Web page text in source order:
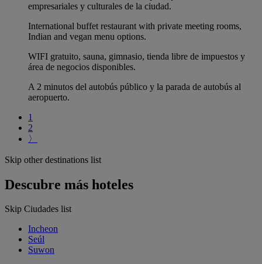
empresariales y culturales de la ciudad.
International buffet restaurant with private meeting rooms,
Indian and vegan menu options.
WIFI gratuito, sauna, gimnasio, tienda libre de impuestos y
área de negocios disponibles.
A 2 minutos del autobús público y la parada de autobús al
aeropuerto.
1
2
〉
Skip other destinations list
Descubre más hoteles
Skip Ciudades list
Incheon
Seúl
Suwon